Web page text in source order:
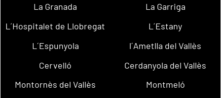
La Granada
La Garriga
L´Hospitalet de Llobregat
L´Estany
L´Espunyola
l´Ametlla del Vallès
Cervelló
Cerdanyola del Vallès
Montornès del Vallès
Montmeló